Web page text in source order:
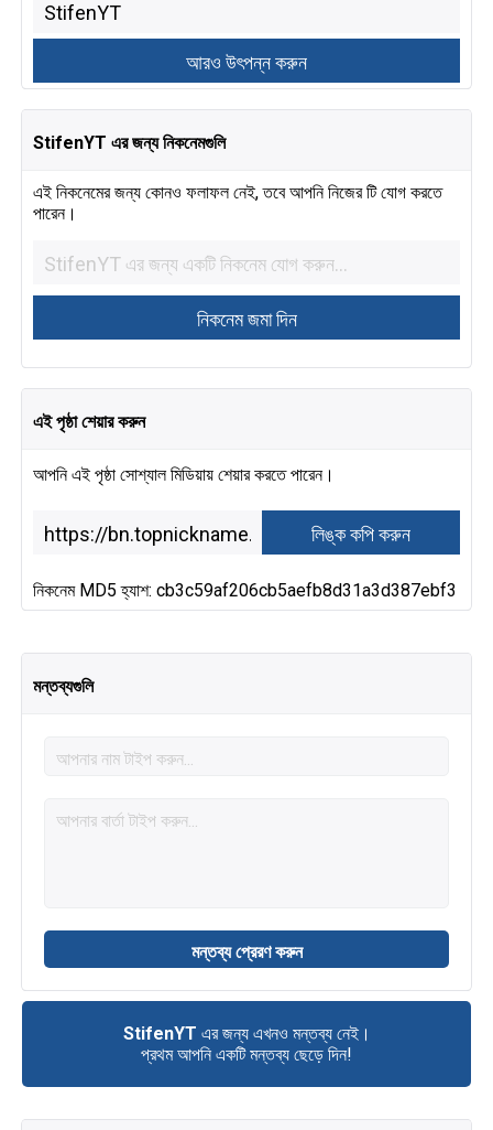
StifenYT এর জন্য নিকনেমগুলি
এই নিকনেমের জন্য কোনও ফলাফল নেই, তবে আপনি নিজের টি যোগ করতে
পারেন।
এই পৃষ্ঠা শেয়ার করুন
আপনি এই পৃষ্ঠা সোশ্যাল মিডিয়ায় শেয়ার করতে পারেন।
নিকনেম MD5 হ্যাশ: cb3c59af206cb5aefb8d31a3d387ebf3
মন্তব্যগুলি
StifenYT এর জন্য এখনও মন্তব্য নেই।
প্রথম আপনি একটি মন্তব্য ছেড়ে দিন!